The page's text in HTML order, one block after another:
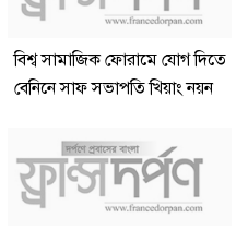
বিশ্ব সামাজিক ফোরামে যোগ দিতে
বেনিনে সাফ সভাপতি খিয়াং নয়ন